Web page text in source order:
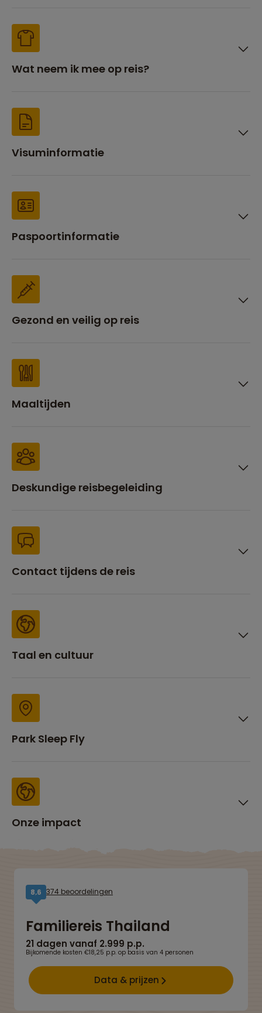
Wat neem ik mee op reis?
Visuminformatie
Paspoortinformatie
Gezond en veilig op reis
Maaltijden
Deskundige reisbegeleiding
Contact tijdens de reis
Taal en cultuur
Park Sleep Fly
Onze impact
8,6 374 beoordelingen
Familiereis Thailand
21 dagen vanaf 2.999 p.p.
Bijkomende kosten €18,25 p.p. op basis van 4 personen
Data & prijzen